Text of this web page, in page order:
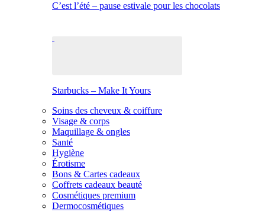
C’est l’été – pause estivale pour les chocolats
Starbucks – Make It Yours
Soins des cheveux & coiffure
Visage & corps
Maquillage & ongles
Santé
Hygiène
Érotisme
Bons & Cartes cadeaux
Coffrets cadeaux beauté
Cosmétiques premium
Dermocosmétiques